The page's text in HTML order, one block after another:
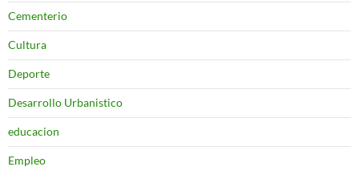
Cementerio
Cultura
Deporte
Desarrollo Urbanistico
educacion
Empleo